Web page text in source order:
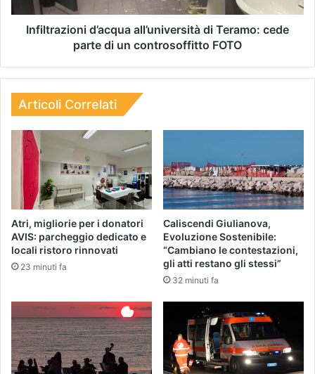
Infiltrazioni d’acqua all’università di Teramo: cede
parte di un controsoffitto FOTO
Articoli Correlati
Atri, migliorie per i donatori
AVIS: parcheggio dedicato e
locali ristoro rinnovati
23 minuti fa
Caliscendi Giulianova,
Evoluzione Sostenibile:
“Cambiano le contestazioni,
gli atti restano gli stessi”
32 minuti fa